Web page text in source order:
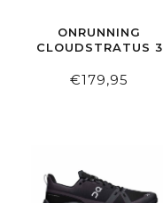
ONRUNNING
CLOUDSTRATUS 3
€179,95